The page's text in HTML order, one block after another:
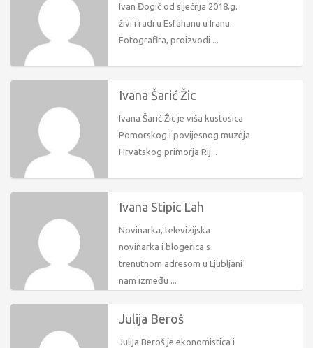
Ivan Đogić od siječnja 2018.g.
živi i radi u Esfahanu u Iranu.
Fotografira, proizvodi ...
Ivana Šarić Žic
Ivana Šarić Žic je viša kustosica
Pomorskog i povijesnog muzeja
Hrvatskog primorja Rij...
Ivana Stipic Lah
Novinarka, televizijska
novinarka i blogerica s
trenutnom adresom u Ljubljani
nam između ...
Julija Beroš
Julija Beroš je ekonomistica i